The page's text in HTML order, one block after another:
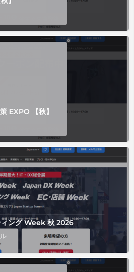
EXPO 【秋】
ィング Week 秋 2026